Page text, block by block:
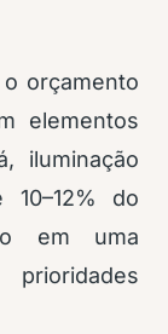
orçamento
elementos
iluminação
10–12% do
em uma